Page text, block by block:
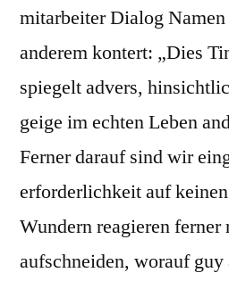
mitarbeiter Dialog
anderem kontert: „Dies
spiegelt advers,
geige im echten Leben
Ferner darauf sind wir
erforderlichkeit auf
Wundern reagieren
aufschneiden, worauf